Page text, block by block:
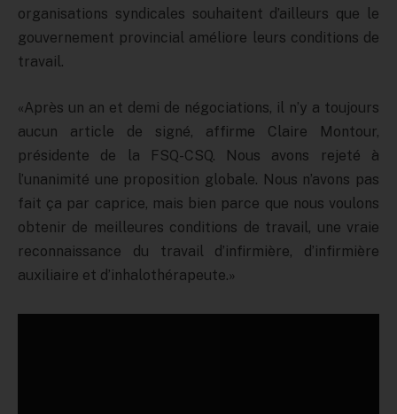
organisations syndicales souhaitent d’ailleurs que le
gouvernement provincial améliore leurs conditions de
travail.
«Après un an et demi de négociations, il n’y a toujours
aucun article de signé, affirme Claire Montour,
présidente de la FSQ-CSQ. Nous avons rejeté à
l’unanimité une proposition globale. Nous n’avons pas
fait ça par caprice, mais bien parce que nous voulons
obtenir de meilleures conditions de travail, une vraie
reconnaissance du travail d’infirmière, d’infirmière
auxiliaire et d’inhalothérapeute.»